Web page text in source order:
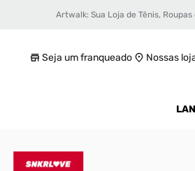
Artwalk: Sua Loja de Tênis,
Seja um franqueado Nossas
Tênis Nike Air Force